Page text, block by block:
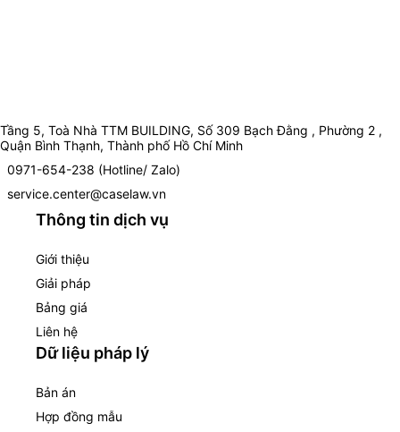
Tầng 5, Toà Nhà TTM BUILDING, Số 309 Bạch Đằng , Phường 2 ,
Quận Bình Thạnh, Thành phố Hồ Chí Minh
0971-654-238 (Hotline/ Zalo)
service.center@caselaw.vn
Thông tin dịch vụ
Giới thiệu
Giải pháp
Bảng giá
Liên hệ
Dữ liệu pháp lý
Bản án
Hợp đồng mẫu